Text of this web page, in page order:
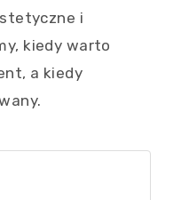
i
kiedy warto
a kiedy